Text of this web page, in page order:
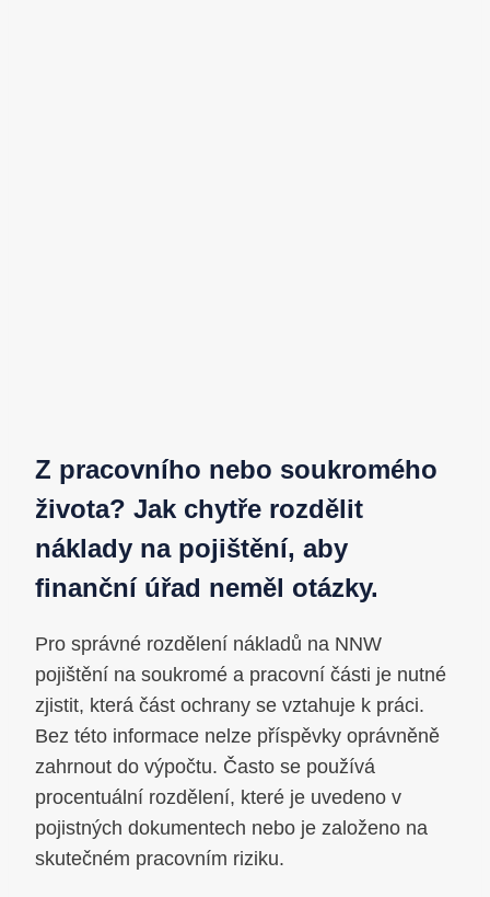
Z pracovního nebo soukromého
života? Jak chytře rozdělit
náklady na pojištění, aby
finanční úřad neměl otázky.
Pro správné rozdělení nákladů na NNW
pojištění na soukromé a pracovní části je nutné
zjistit, která část ochrany se vztahuje k práci.
Bez této informace nelze příspěvky oprávněně
zahrnout do výpočtu. Často se používá
procentuální rozdělení, které je uvedeno v
pojistných dokumentech nebo je založeno na
skutečném pracovním riziku.